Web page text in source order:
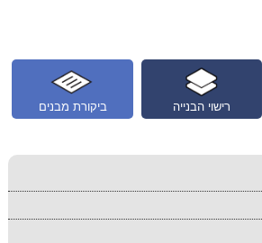
ביקורת מבנים רישוי הבנייה